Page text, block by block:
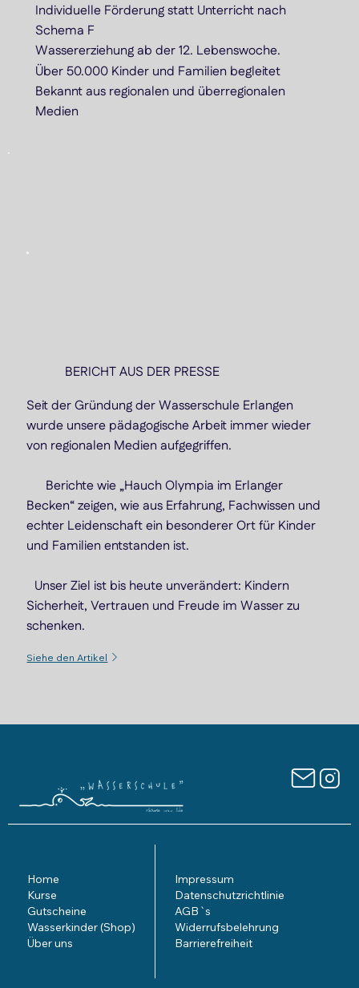
Individuelle Förderung statt Unterricht nach
Schema F
Wassererziehung ab der 12. Lebenswoche.
Über 50.000 Kinder und Familien begleitet
Bekannt aus regionalen und überregionalen
Medien
BERICHT AUS DER PRESSE
Seit der Gründung der Wasserschule Erlangen
wurde unsere pädagogische Arbeit immer wieder
von regionalen Medien aufgegriffen.
Berichte wie „Hauch Olympia im Erlanger
Becken“ zeigen, wie aus Erfahrung, Fachwissen und
echter Leidenschaft ein besonderer Ort für Kinder
und Familien entstanden ist.
Unser Ziel ist bis heute unverändert: Kindern
Sicherheit, Vertrauen und Freude im Wasser zu
schenken.
Home
Kurse
Gutscheine
Wasserkinder (Shop)
Über uns
Impressum
Datenschutzrichtlinie
AGB`s
Widerrufsbelehrung
Barrierefreiheit